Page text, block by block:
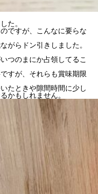
た。
ですが、こんなに要らな
がらドン引きしました。
つのまにか占領してるこ
すが、それらも賞味期限
たときや隙間時間に少し
かもしれません。